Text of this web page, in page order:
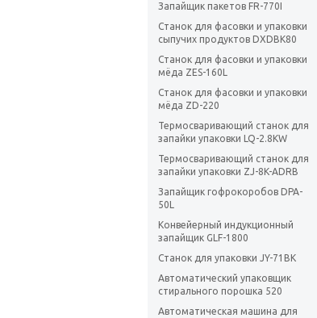
Запайщик пакетов FR-770I
Станок для фасовки и упаковки
сыпучих продуктов DXDBK80
Станок для фасовки и упаковки
мёда ZES-160L
Станок для фасовки и упаковки
мёда ZD-220
Термосваривающий станок для
запайки упаковки LQ-2.8KW
Термосваривающий станок для
запайки упаковки ZJ-8K-ADRB
Запайщик гофрокоробов DPA-
50L
Конвейерный индукционный
запайщик GLF-1800
Станок для упаковки JY-71BK
Автоматический упаковщик
стирального порошка 520
Автоматическая машина для